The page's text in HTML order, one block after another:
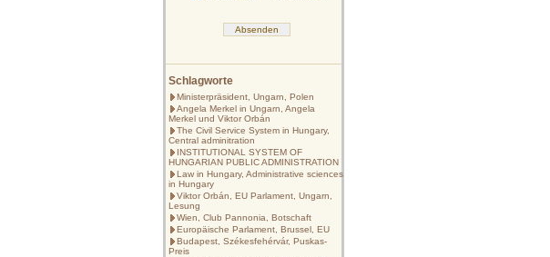
Schlagworte
Ministerpräsident, Ungarn, Polen
Angela Merkel in Ungarn, Angela
Merkel und Viktor Orbán
The Civil Service System in Hungary,
Central adminitration
INSTITUTIONAL SYSTEM OF
HUNGARIAN PUBLIC ADMINISTRATION
Law in Hungary, Administrative sciences
in Hungary
Viktor Orbán, EU Parlament, Ungarn,
Lesung
Wien, Club Pannonia, Botschaft
Europäische Parlament, Brussel, EU
Budapest, Székesfehérvár, Puskas-
Preis